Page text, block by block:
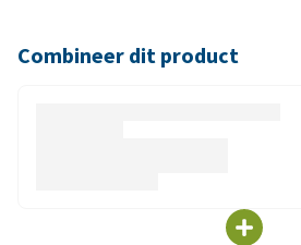
Combineer dit product